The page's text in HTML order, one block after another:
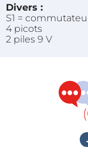
Divers :
S1 =
4 picots
2 piles 9 V